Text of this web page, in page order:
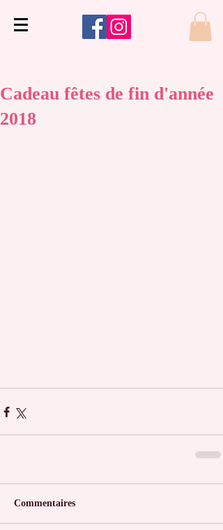
Cadeau fêtes de fin d'année
2018
Commentaires